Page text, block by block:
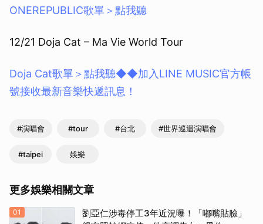
ONEREPUBLIC歌單＞點我聽
12/21 Doja Cat – Ma Vie World Tour
Doja Cat歌單＞點我聽◆◆加入LINE MUSIC官方帳
號接收最新音樂快遞訊息！
#演唱會 #tour #台北 #世界巡迴演唱會
#taipei 娛樂
更多娛樂相關文章
01
劉亞仁涉毒停工3年近況曝！「嘟嘴貼臉」